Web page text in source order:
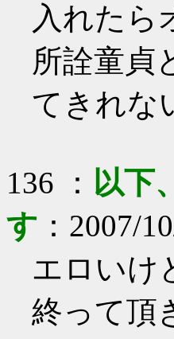
入れたら
所詮童貞
てきれな
136 ： 以下
す ： 2007/
エロいけ
終って頂